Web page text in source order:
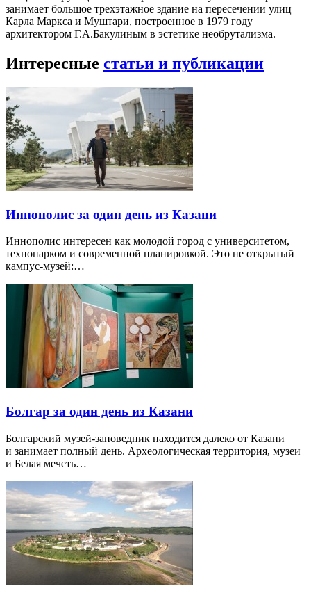
занимает большое трехэтажное здание на пересечении улиц
Карла Маркса и Муштари, построенное в 1979 году
архитектором Г.А.Бакулиным в эстетике необрутализма.
Интересные статьи и публикации
Иннополис за один день из Казани
Иннополис интересен как молодой город с университетом,
технопарком и современной планировкой. Это не открытый
кампус-музей:…
Болгар за один день из Казани
Болгарский музей-заповедник находится далеко от Казани
и занимает полный день. Археологическая территория, музеи
и Белая мечеть…